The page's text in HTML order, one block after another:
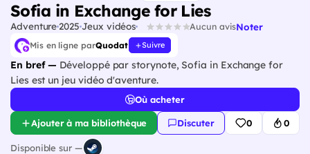
Sofia in Exchange for Lies
Adventure 2025Jeux vidéos Aucun avisNoter
Mis en ligne parQuodat Suivre
En bref — Développé par storynote, Sofia in Exchange for
Lies est un jeu vidéo d'aventure.
Où acheter
Ajouter à ma bibliothèque Discuter 0 0
Disponible sur —